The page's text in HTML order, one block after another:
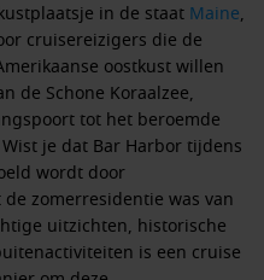
in de staat Maine,
cruisereizigers die de
oostkust willen
de Schone Koraalzee,
tot het beroemde
je dat Bar Harbor tijdens
wordt door
zomerresidentie was van
uitzichten, historische
is een cruise